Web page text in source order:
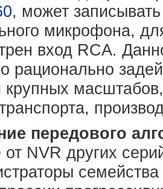
, может
микрофона,
вход RCA.
рационально
крупных
передового
от NVR других